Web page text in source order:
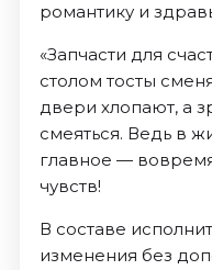
романтику и
«Запчасти для
столом тосты
двери хлопают, а
смеяться. Ведь в
главное —
чувств!
В составе
изменения без